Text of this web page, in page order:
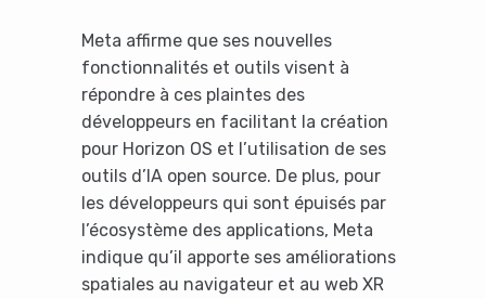
Meta affirme que ses nouvelles
fonctionnalités et outils visent à
répondre à ces plaintes des
développeurs en facilitant la création
pour Horizon OS et l’utilisation de ses
outils d’IA open source. De plus, pour
les développeurs qui sont épuisés par
l’écosystème des applications, Meta
indique qu’il apporte ses améliorations
spatiales au navigateur et au web XR